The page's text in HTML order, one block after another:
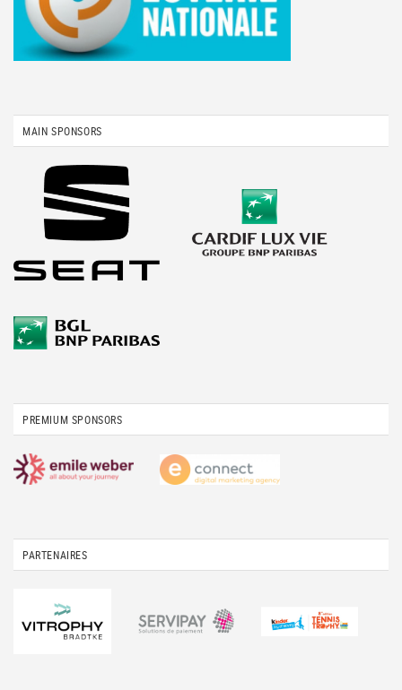
MAIN SPONSORS
PREMIUM SPONSORS
PARTENAIRES